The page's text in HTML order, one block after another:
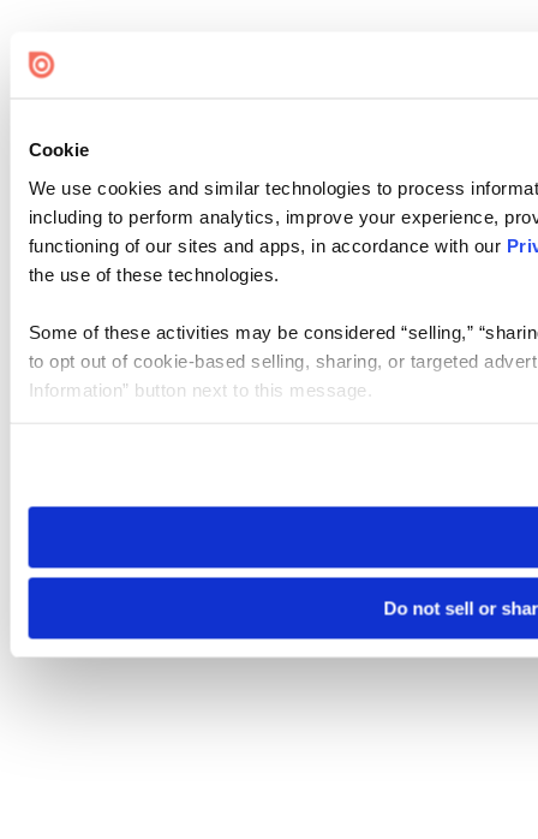
Cookie
We use cookies and similar technologies to process
including to perform analytics, improve your experience,
functioning of our sites and apps, in accordance with our
the use of these technologies.
Some of these activities may be considered “selling,”
to opt out of cookie-based selling, sharing, or targeted
Information” button next to this message.
need to be set again.
Do not sell or